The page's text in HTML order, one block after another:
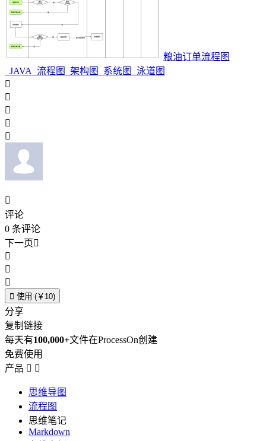
粮油订单流程图
_JAVA_流程图_架构图_系统图_泳道图






评论
0 条评论
下一页



 使用 (￥10)
分享
复制链接
每天有100,000+文件在ProcessOn创建
免费使用
产品  
思维导图
流程图
思维笔记
Markdown